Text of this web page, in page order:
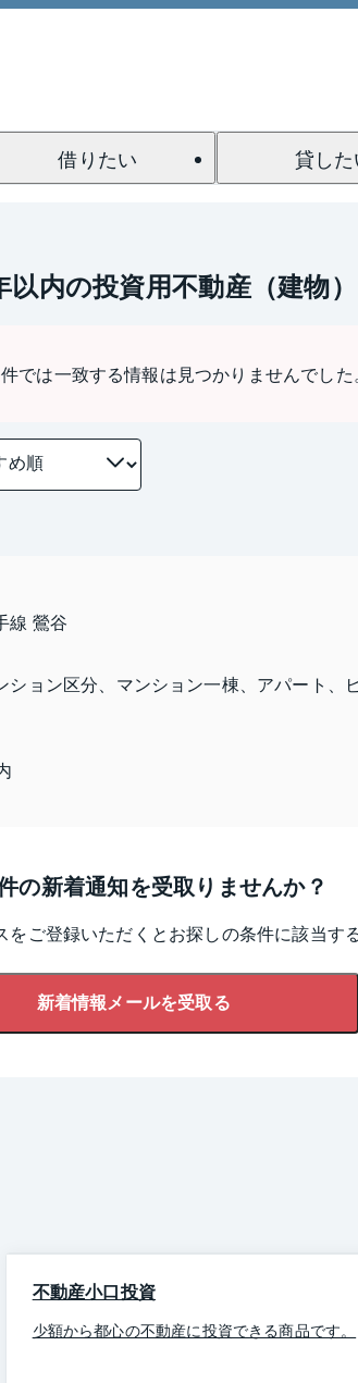
借りたい 貸した
内の投資用不動産（建物）
では一致する情報は見つかりませんでし
線 鶯谷
ション区分、マンション一棟、アパート
の新着通知を受取りませんか？
をご登録いただくとお探しの条件に該当す
新着情報メールを受取る
不動産小口投資
少額から都心の不動産に投資できる商品です。